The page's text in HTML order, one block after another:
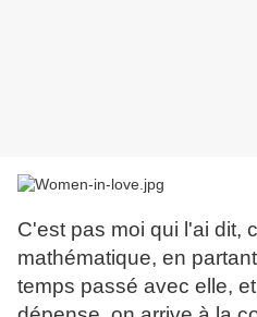
C'est pas moi qui l'ai dit,
mathématique, en
temps passé avec elle,